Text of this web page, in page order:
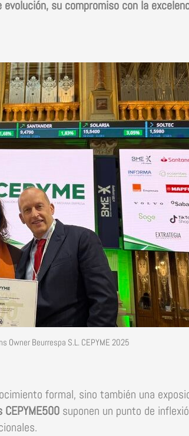
su compromiso con la
Owner Beurrespa S.L. CEPYME 2025
formal, sino también una
CEPYME500 suponen un punto de